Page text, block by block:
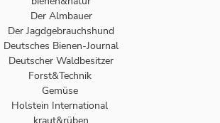
Der Almbauer
Der Jagdgebrauchshund
Deutsches Bienen-Journal
Deutscher Waldbesitzer
Forst&Technik
Gemüse
Holstein International